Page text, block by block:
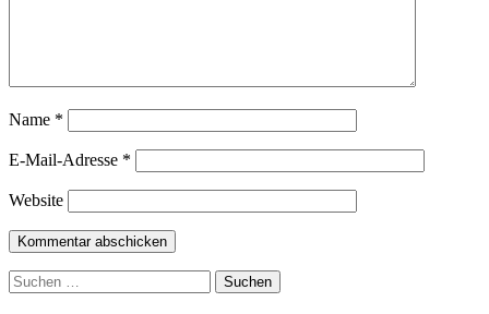
Name *
E-Mail-Adresse *
Website
Suchen
nach: